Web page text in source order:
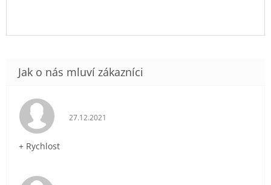
Hodnocení obchodu je 5 z 5 hvězdiček.
27.12.2021
+ Rychlost